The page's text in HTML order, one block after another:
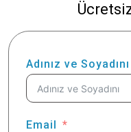
Adınız ve Soyadını
Email